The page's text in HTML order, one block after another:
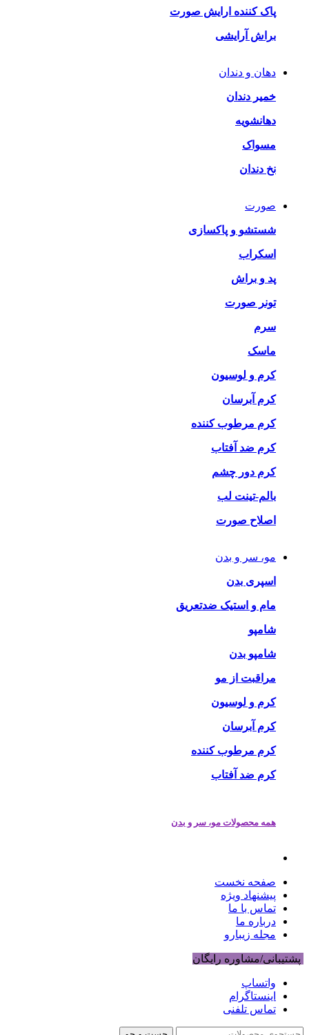
پاک کننده ارایش صورت
براش آرایشی
دهان و دندان
خمیر دندان
دهانشویه
مسواک
نخ دندان
صورت
شستشو و پاکسازی
اسکراب
پد و براش
تونر صورت
سرم
ماسک
کرم و لوسیون
کرم آبرسان
کرم مرطوب کننده
کرم ضد آفتاب
کرم دور چشم
بالم-تینت لب
اصلاح صورت
مو، سر و بدن
اسپری بدن
مام و استیک ضدتعریق
شامپو
شامپو بدن
مراقبت از مو
کرم و لوسیون
کرم آبرسان
کرم مرطوب کننده
کرم ضد آفتاب
همه محصولات مو، سر و بدن
صفحه نخست
پیشنهاد ویژه
تماس با ما
درباره ما
مجله زیبارو
پشتیبانی/مشاوره رایگان
واتساپ
اینستاگرام
تماس تلفنی